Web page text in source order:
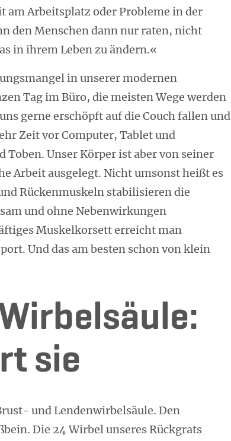
Arbeitsplatz oder Probleme in der
den Menschen dann nur raten, nicht
in ihrem Leben zu ändern.«
in unserer modernen
Tag im Büro, die meisten Wege werden
gerne erschöpft auf die Couch fallen und
Zeit vor Computer, Tablet und
Toben. Unser Körper ist aber von seiner
Arbeit ausgelegt. Nicht umsonst heißt es
Rückenmuskeln stabilisieren die
und ohne Nebenwirkungen
Muskelkorsett erreicht man
Und das am besten schon von klein
sie
und Lendenwirbelsäule. Den
Die 24 Wirbel unseres Rückgrats